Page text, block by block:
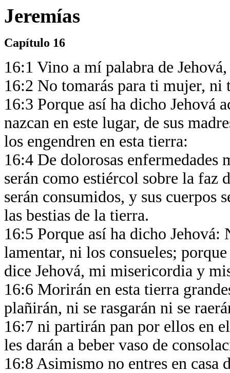
Jeremías
Capítulo 16
16:1 Vino a mí palabra de
16:2 No tomarás para ti mujer,
16:3 Porque así ha dicho Jehová
nazcan en este lugar, de sus
los engendren en esta tierra:
16:4 De dolorosas enfermedades
serán como estiércol sobre la faz
serán consumidos, y sus cuerpos
las bestias de la tierra.
16:5 Porque así ha dicho Jehová:
lamentar, ni los consueles;
dice Jehová, mi misericordia y
16:6 Morirán en esta tierra
plañirán, ni se rasgarán ni se
16:7 ni partirán pan por ellos en
les darán a beber vaso de
16:8 Asimismo no entres en casa